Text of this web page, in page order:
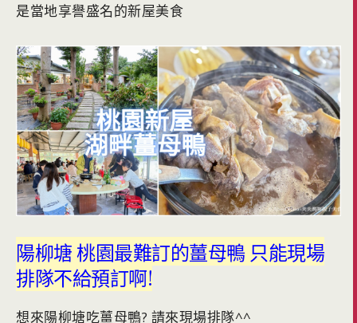
是當地享譽盛名的新屋美食
陽柳塘 桃園最難訂的薑母鴨 只能現場
排隊不給預訂啊!
想來陽柳塘吃薑母鴨? 請來現場排隊^^